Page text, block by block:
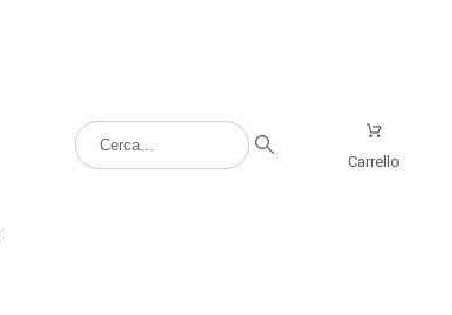
Carrello